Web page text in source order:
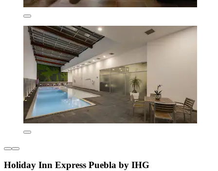
Holiday Inn Express Puebla by IHG